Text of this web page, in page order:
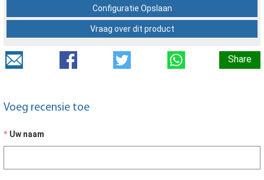
Configuratie Opslaan
Vraag over dit product
Share
Voeg recensie toe
Uw naam